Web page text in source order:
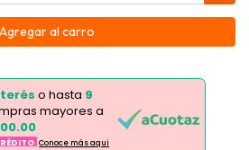
Agregar al carro
o hasta 9
mayores a
Conoce más aqui